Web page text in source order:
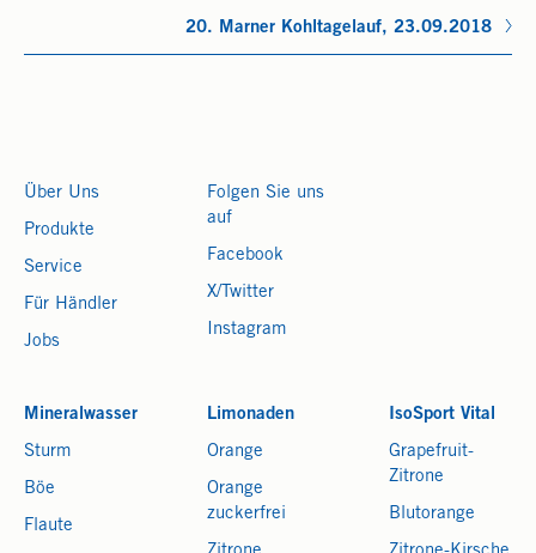
20. Marner Kohltagelauf, 23.09.2018
Mineralwasser
Sturm
Böe
Flaute
Limonaden
Orange
Orange
zuckerfrei
IsoSport Vital
Grapefruit-
Zitrone
Blutorange
Über Uns
Produkte
Service
Für Händler
Jobs
Folgen Sie uns
auf
Facebook
X/Twitter
Instagram